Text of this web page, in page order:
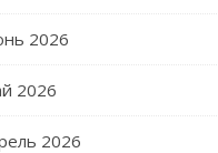
2026
2026
2026